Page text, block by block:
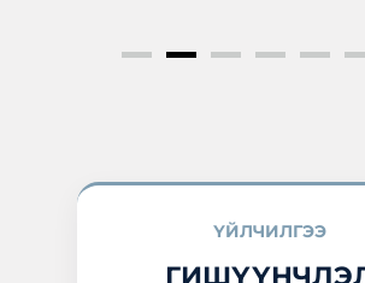
ҮЙЛЧИЛГЭЭ